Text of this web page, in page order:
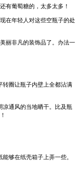
有葡萄糖的，太多太多！
在年轻人对这些空瓶子的处
丽非凡的装饰品了。办法一
转圈让瓶子内壁上全都沾满
凉通风的当地晒干。比及瓶
够在纸壳箱子上弄一些。